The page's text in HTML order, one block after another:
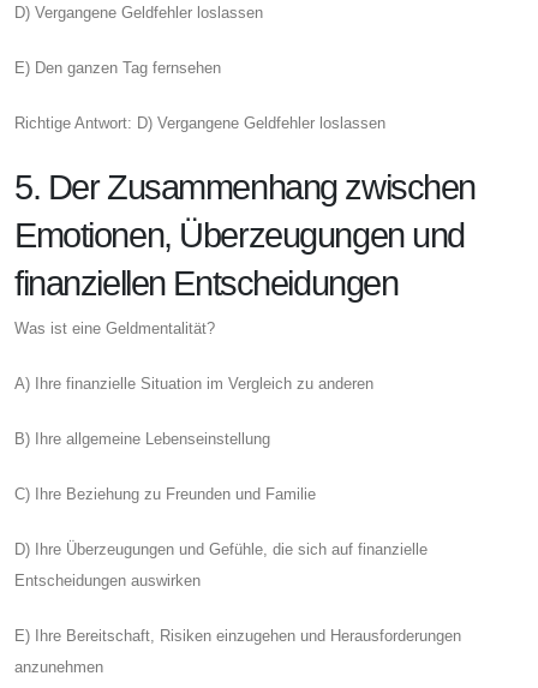
D) Vergangene Geldfehler loslassen
E) Den ganzen Tag fernsehen
Richtige Antwort: D) ​​Vergangene Geldfehler loslassen
5. Der Zusammenhang zwischen
Emotionen, Überzeugungen und
finanziellen Entscheidungen
Was ist eine Geldmentalität?
A) Ihre finanzielle Situation im Vergleich zu anderen
B) Ihre allgemeine Lebenseinstellung
C) Ihre Beziehung zu Freunden und Familie
D) Ihre Überzeugungen und Gefühle, die sich auf finanzielle
Entscheidungen auswirken
E) Ihre Bereitschaft, Risiken einzugehen und Herausforderungen
anzunehmen